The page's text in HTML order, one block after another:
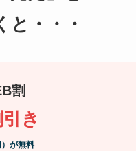
と・・・
割
き
が無料